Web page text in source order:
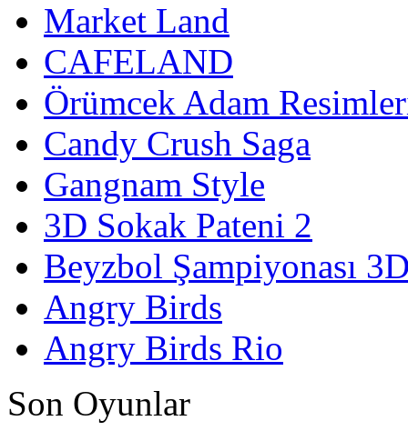
Market Land
CAFELAND
Örümcek Adam
Candy Crush Saga
Gangnam Style
3D Sokak Pateni 2
Beyzbol Şampiyonası
Angry Birds
Angry Birds Rio
Son Oyunlar